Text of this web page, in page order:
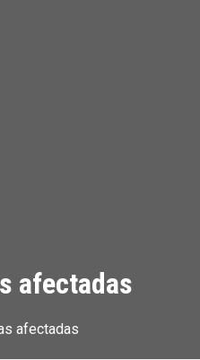
afectadas
afectadas